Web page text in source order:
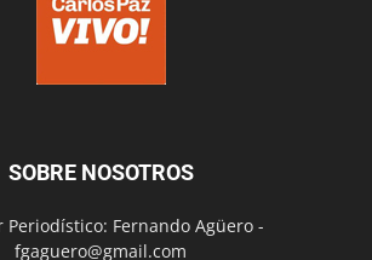
SOBRE NOSOTROS
Periodístico: Fernando Agüero -
fgaguero@gmail.com